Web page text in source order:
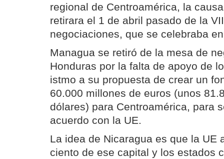
regional de Centroamérica, la
retirara el 1 de abril pasado de la
negociaciones, que se celebraba
Managua se retiró de la mesa de
Honduras por la falta de apoyo de
istmo a su propuesta de crear un
60.000 millones de euros (unos
dólares) para Centroamérica, para
acuerdo con la UE.
La idea de Nicaragua es que la UE
ciento de ese capital y los estados